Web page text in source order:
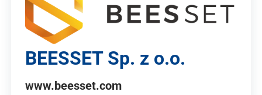
BEESSET Sp. z o.o.
www.beesset.com